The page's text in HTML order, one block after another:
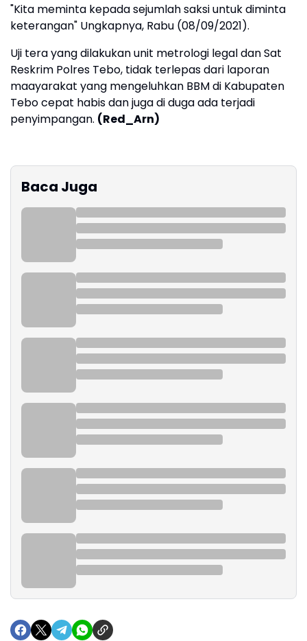
"Kita meminta kepada sejumlah saksi untuk diminta
keterangan" Ungkapnya, Rabu (08/09/2021).
Uji tera yang dilakukan unit metrologi legal dan Sat
Reskrim Polres Tebo, tidak terlepas dari laporan
maayarakat yang mengeluhkan BBM di Kabupaten
Tebo cepat habis dan juga di duga ada terjadi
penyimpangan. (Red_Arn)
Baca Juga